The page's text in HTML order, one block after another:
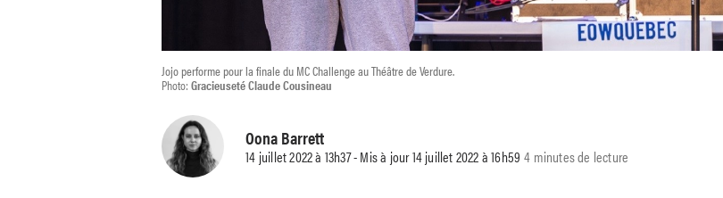
Jojo performe pour la finale du MC Challenge au Théâtre de Verdure.
Photo:Gracieuseté Claude Cousineau
Oona Barrett
14 juillet 2022 à 13h37 - Mis à jour 14 juillet 2022 à 16h59 4 minutes de lecture